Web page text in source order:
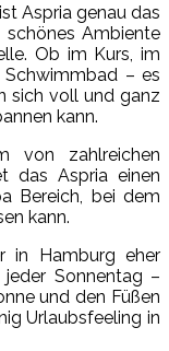
Aspria genau das
Ambiente
Ob im Kurs, im
– es
sich voll und ganz
kann.
von zahlreichen
das Aspria einen
Bereich, bei dem
kann.
in Hamburg eher
Sonnentag –
und den Füßen
Urlaubsfeeling in